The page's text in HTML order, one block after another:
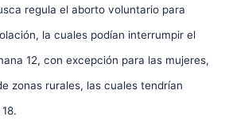
regula el aborto voluntario para
la cuales podían interrumpir el
12, con excepción para las mujeres,
zonas rurales, las cuales tendrían